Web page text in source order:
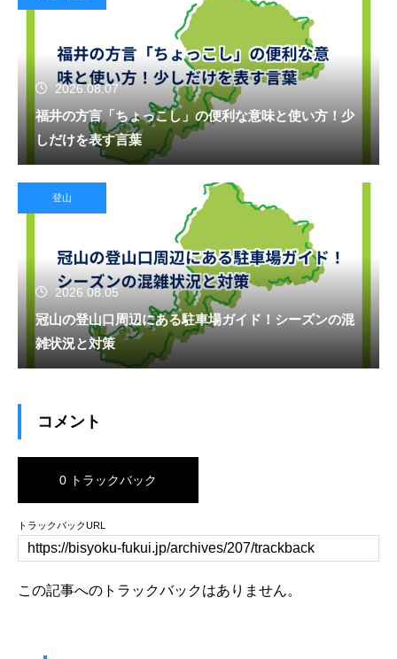
2026.08.07
福井の方言「ちょっこし」の便利な意味と使い方！少
しだけを表す言葉
登山
2026.08.05
冠山の登山口周辺にある駐車場ガイド！シーズンの混
雑状況と対策
コメント
0 トラックバック
トラックバックURL
この記事へのトラックバックはありません。